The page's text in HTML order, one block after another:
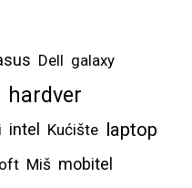
Dell galaxy
hardver
intel Kućište laptop
Miš mobitel